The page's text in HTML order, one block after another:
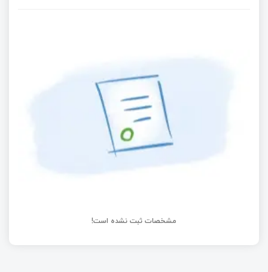
مشخصات ثبت نشده است!